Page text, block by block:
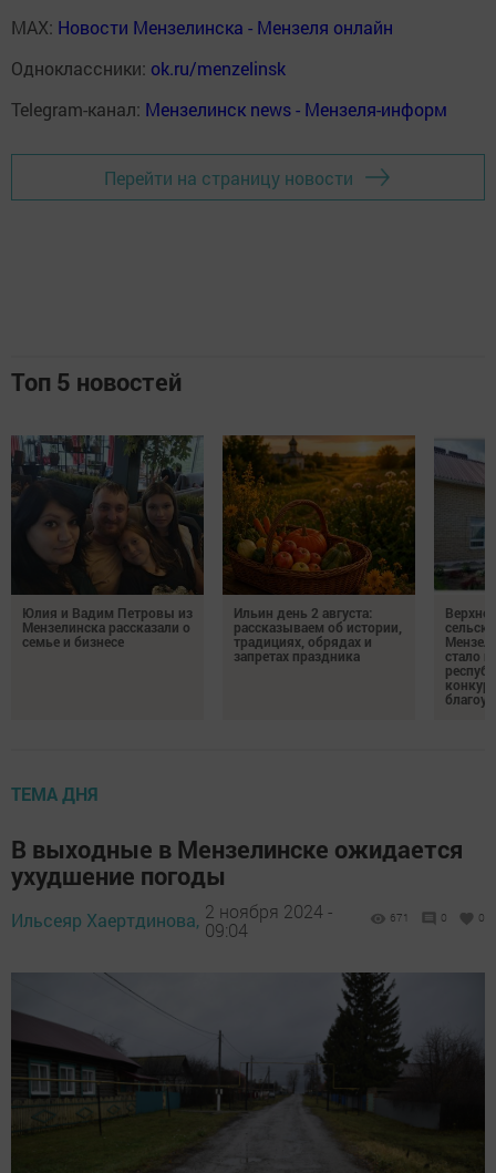
MAX: Новости Мензелинска - Мензеля онлайн
Одноклассники: ok.ru/menzelinsk
Telegram-канал: Мензелинск news - Мензеля-информ
Перейти на страницу новости
Топ 5 новостей
Юлия и Вадим Петровы из
Мензелинска рассказали о
семье и бизнесе
Ильин день 2 августа:
рассказываем об истории,
традициях, обрядах и
запретах праздника
стало
ТЕМА ДНЯ
В выходные в Мензелинске ожидается
ухудшение погоды
Ильсеяр Хаертдинова, 2 ноября 2024 -
09:04
671 0 0